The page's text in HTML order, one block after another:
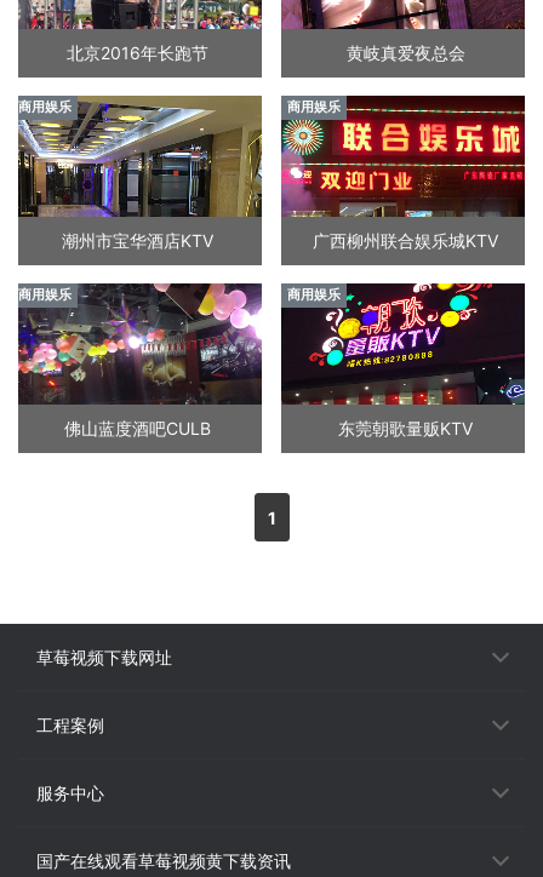
北京2016年长跑节 黄岐真爱夜总会
商用娱乐
潮州市宝华酒店KTV
商用娱乐
广西柳州联合娱乐城KTV
商用娱乐
佛山蓝度酒吧CULB
商用娱乐
东莞朝歌量贩KTV
1
草莓视频下载网址
工程案例
服务中心
国产在线观看草莓视频黄下载资讯